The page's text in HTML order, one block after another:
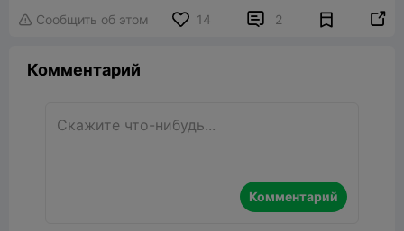
 Сообщить об этом 14  2 
Комментарий
Комментарий